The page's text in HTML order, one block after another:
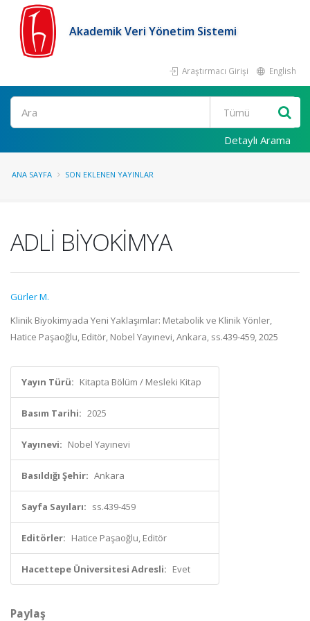
Akademik Veri Yönetim Sistemi
Araştırmacı Girişi English
Ara
Detaylı Arama
ANA SAYFA SON EKLENEN YAYINLAR
ADLİ BİYOKİMYA
Gürler M.
Klinik Biyokimyada Yeni Yaklaşımlar: Metabolik ve Klinik Yönler,
Hatice Paşaoğlu, Editör, Nobel Yayınevi, Ankara, ss.439-459, 2025
Yayın Türü: Kitapta Bölüm / Mesleki Kitap
Basım Tarihi: 2025
Yayınevi: Nobel Yayınevi
Basıldığı Şehir: Ankara
Sayfa Sayıları: ss.439-459
Editörler: Hatice Paşaoğlu, Editör
Hacettepe Üniversitesi Adresli: Evet
Paylaş